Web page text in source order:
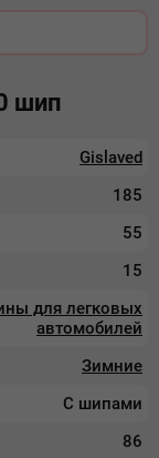
шип
Gislaved
185
55
15
для легковых
автомобилей
Зимние
С шипами
86